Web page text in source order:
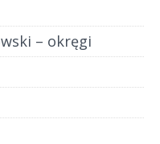
– okręgi